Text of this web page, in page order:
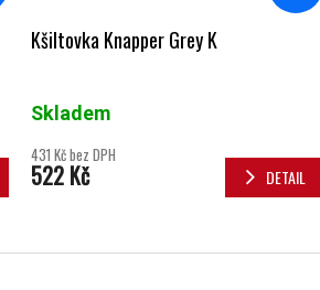
Kšiltovka Knapper Grey K
Skladem
431 Kč bez DPH
522 Kč DETAIL